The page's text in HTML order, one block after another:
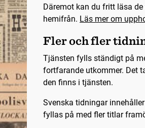
Däremot kan du fritt läsa
hemifrån. Läs mer om
Fler och fler
Tjänsten fylls ständigt på
fortfarande utkommer. Det
den finns i tjänsten.
Svenska tidningar
fyllas på med fler titlar